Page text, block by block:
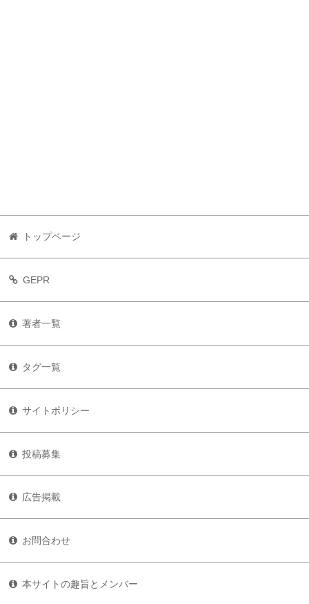
トップページ
GEPR
著者一覧
タグ一覧
サイトポリシー
投稿募集
広告掲載
お問合わせ
本サイトの趣旨とメンバー